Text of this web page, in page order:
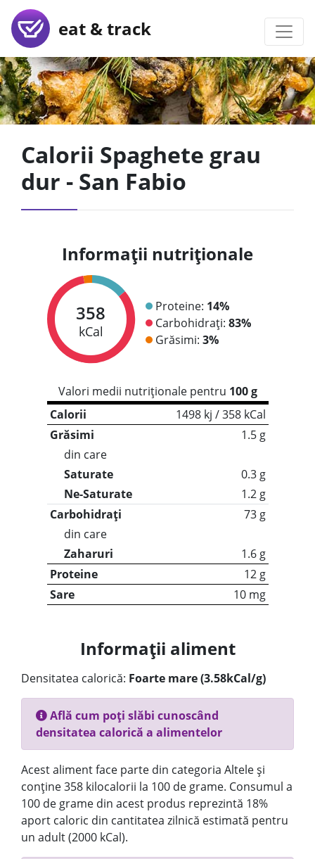
eat & track
Calorii Spaghete grau
dur - San Fabio
Informații nutriționale
358
kCal
Proteine: 14%
Carbohidrați: 83%
Grăsimi: 3%
Valori medii nutriționale pentru 100 g
Calorii
1498 kj / 358 kCal
Grăsimi
1.5 g
din care
Saturate
0.3 g
Ne-Saturate
1.2 g
Carbohidrați
73 g
din care
Zaharuri
1.6 g
Proteine
12 g
Sare
10 mg
Informații aliment
Densitatea calorică: Foarte mare (3.58kCal/g)
Află cum poți slăbi cunoscând
densitatea calorică a alimentelor
Acest aliment face parte din categoria Altele și
conține 358 kilocalorii la 100 de grame. Consumul a
100 de grame din acest produs reprezintă 18%
aport caloric din cantitatea zilnică estimată pentru
un adult (2000 kCal).